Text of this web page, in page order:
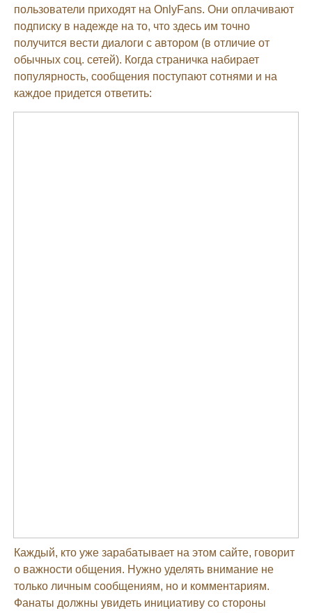
пользователи приходят на OnlyFans. Они оплачивают
подписку в надежде на то, что здесь им точно
получится вести диалоги с автором (в отличие от
обычных соц. сетей). Когда страничка набирает
популярность, сообщения поступают сотнями и на
каждое придется ответить:
Каждый, кто уже зарабатывает на этом сайте, говорит
о важности общения. Нужно уделять внимание не
только личным сообщениям, но и комментариям.
Фанаты должны увидеть инициативу со стороны